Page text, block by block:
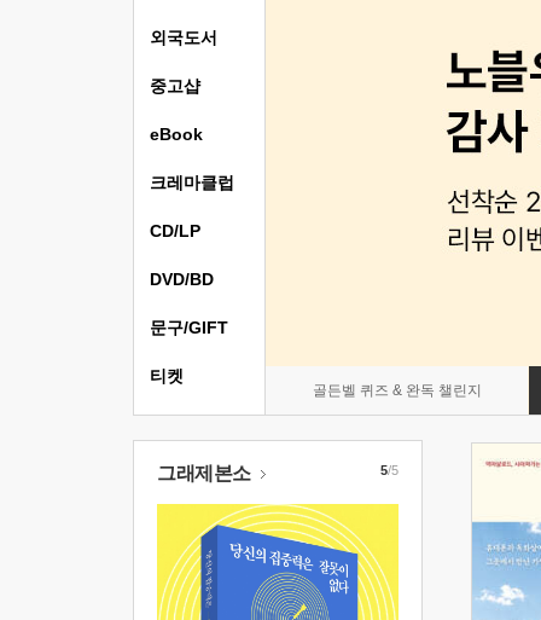
골든벨 퀴즈 & 완독 챌린지
외국도서
중고샵
eBook
크레마클럽
CD/LP
DVD/BD
문구/GIFT
티켓
그래제본소 5/5